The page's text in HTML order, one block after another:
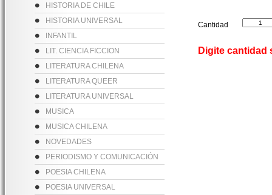
HISTORIA DE CHILE
HISTORIA UNIVERSAL
INFANTIL
LIT. CIENCIA FICCION
LITERATURA CHILENA
LITERATURA QUEER
LITERATURA UNIVERSAL
MUSICA
MUSICA CHILENA
NOVEDADES
PERIODISMO Y COMUNICACIÓN
POESIA CHILENA
POESIA UNIVERSAL
Cantidad
Digite